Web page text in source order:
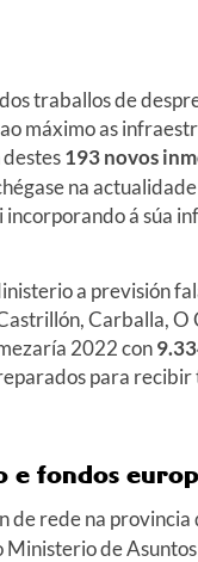
traballos de
máximo as
193 novos
na
á súa
a previsión
Carballa,
2022 con
para recibir
e fondos
de rede na
Ministerio de